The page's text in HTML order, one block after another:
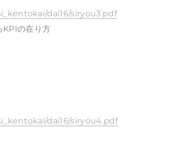
dai16/siryou3.pdf
KPIの在り方
dai16/siryou4.pdf